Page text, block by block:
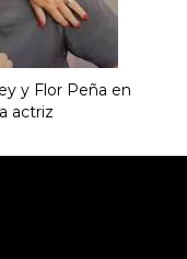
y Flor Peña en
actriz